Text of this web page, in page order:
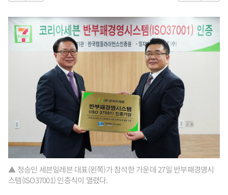
▲ 정승인 세븐일레븐 대표(왼쪽)가 참석한 가운데 27일 반부패경영시
스템(ISO37001) 인증식이 열렸다.